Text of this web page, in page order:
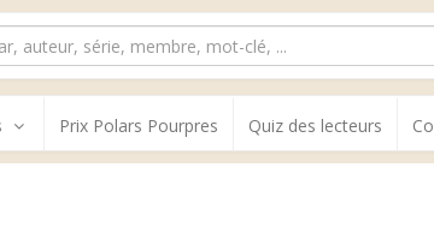
Prix Polars Pourpres Quiz des lecteurs